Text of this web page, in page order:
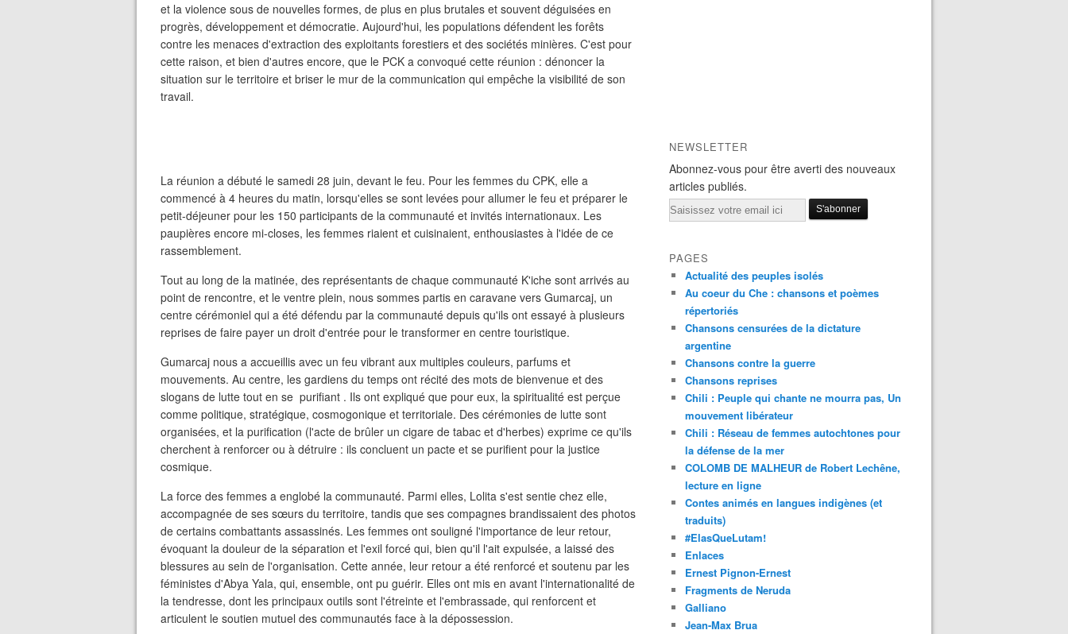
et la violence sous de nouvelles formes, de plus en plus brutales et souvent déguisées en
progrès, développement et démocratie. Aujourd'hui, les populations défendent les forêts
contre les menaces d'extraction des exploitants forestiers et des sociétés minières. C'est pour
cette raison, et bien d'autres encore, que le PCK a convoqué cette réunion : dénoncer la
situation sur le territoire et briser le mur de la communication qui empêche la visibilité de son
travail.
La réunion a débuté le samedi 28 juin, devant le feu. Pour les femmes du CPK, elle a
commencé à 4 heures du matin, lorsqu'elles se sont levées pour allumer le feu et préparer le
petit-déjeuner pour les 150 participants de la communauté et invités internationaux. Les
paupières encore mi-closes, les femmes riaient et cuisinaient, enthousiastes à l'idée de ce
rassemblement.
Tout au long de la matinée, des représentants de chaque communauté K'iche sont arrivés au
point de rencontre, et le ventre plein, nous sommes partis en caravane vers Gumarcaj, un
centre cérémoniel qui a été défendu par la communauté depuis qu'ils ont essayé à plusieurs
reprises de faire payer un droit d'entrée pour le transformer en centre touristique.
Gumarcaj nous a accueillis avec un feu vibrant aux multiples couleurs, parfums et
mouvements. Au centre, les gardiens du temps ont récité des mots de bienvenue et des
slogans de lutte tout en se purifiant . Ils ont expliqué que pour eux, la spiritualité est perçue
comme politique, stratégique, cosmogonique et territoriale. Des cérémonies de lutte sont
organisées, et la purification (l'acte de brûler un cigare de tabac et d'herbes) exprime ce qu'ils
cherchent à renforcer ou à détruire : ils concluent un pacte et se purifient pour la justice
cosmique.
La force des femmes a englobé la communauté. Parmi elles, Lolita s'est sentie chez elle,
accompagnée de ses sœurs du territoire, tandis que ses compagnes brandissaient des photos
de certains combattants assassinés. Les femmes ont souligné l'importance de leur retour,
évoquant la douleur de la séparation et l'exil forcé qui, bien qu'il l'ait expulsée, a laissé des
blessures au sein de l'organisation. Cette année, leur retour a été renforcé et soutenu par les
féministes d'Abya Yala, qui, ensemble, ont pu guérir. Elles ont mis en avant l'internationalité de
la tendresse, dont les principaux outils sont l'étreinte et l'embrassade, qui renforcent et
articulent le soutien mutuel des communautés face à la dépossession.
NEWSLETTER
Abonnez-vous pour être averti des nouveaux
articles publiés.
Email
PAGES
Actualité des peuples isolés
Au coeur du Che : chansons et poèmes
répertoriés
Chansons censurées de la dictature
argentine
Chansons contre la guerre
Chansons reprises
Chili : Peuple qui chante ne mourra pas, Un
mouvement libérateur
Chili : Réseau de femmes autochtones pour
la défense de la mer
COLOMB DE MALHEUR de Robert Lechêne,
lecture en ligne
Contes animés en langues indigènes (et
traduits)
#ElasQueLutam!
Enlaces
Ernest Pignon-Ernest
Fragments de Neruda
Galliano
Jean-Max Brua